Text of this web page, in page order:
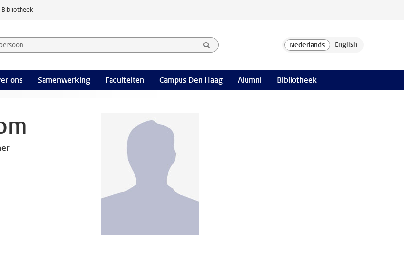
Bibliotheek
of persoon en selecteer categorie
ons Samenwerking Faculteiten Campus Den Haag Alumni Bibliotheek